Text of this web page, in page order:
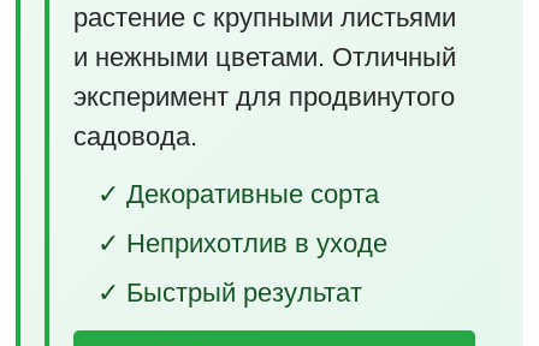
растение с крупными листьями
и нежными цветами. Отличный
эксперимент для продвинутого
садовода.
✓ Декоративные сорта
✓ Неприхотлив в уходе
✓ Быстрый результат